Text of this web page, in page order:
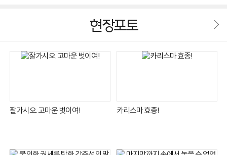
현장포토
잘가시오. 고마운 벗이여! 카리스마 효종!